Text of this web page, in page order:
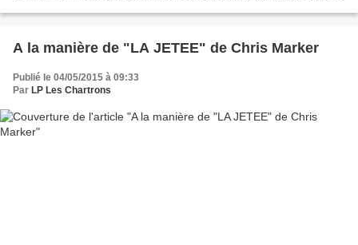
A la manière de "LA JETEE" de Chris Marker
Publié le 04/05/2015 à 09:33
Par LP Les Chartrons